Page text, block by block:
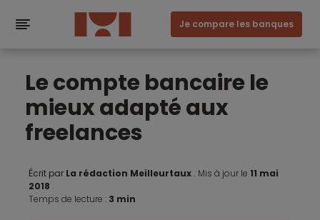
Je compare les banques
Le compte bancaire le
mieux adapté aux
freelances
Écrit par La rédaction Meilleurtaux . Mis à jour le 11 mai
2018 .
Temps de lecture : 3 min